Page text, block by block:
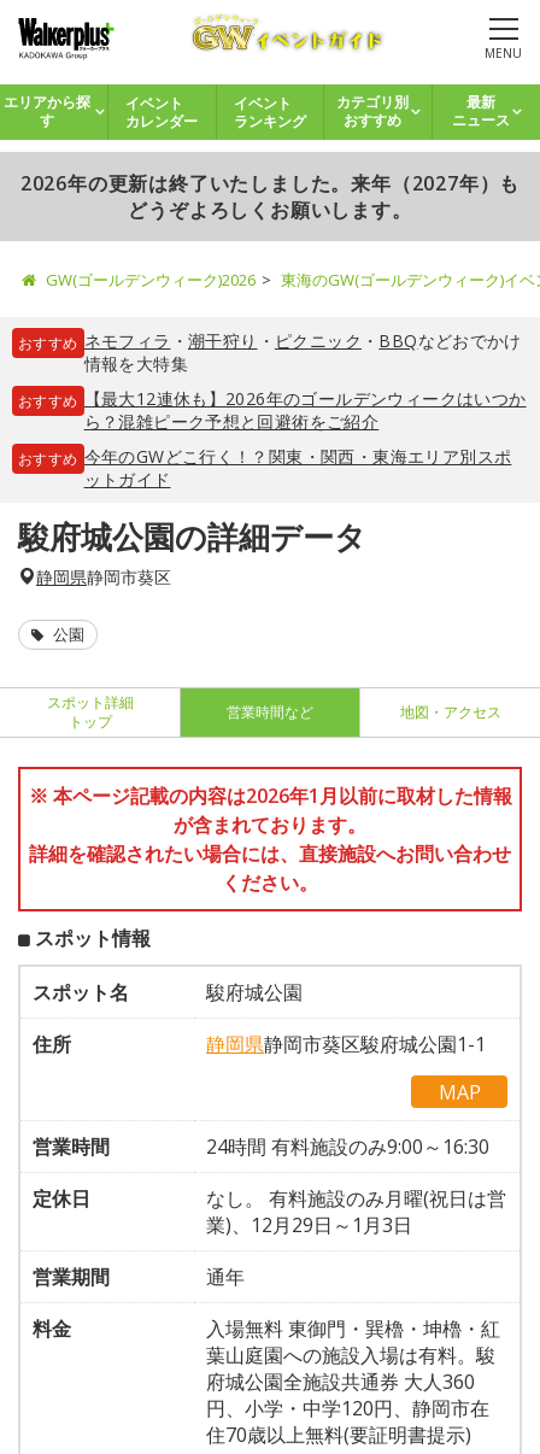
MENU
エリアから探
す
イベント
カレンダー
イベント
ランキング
カテゴリ別
おすすめ
最新
ニュース
2026年の更新は終了いたしました。来年（2027年）も
どうぞよろしくお願いします。
GW(ゴールデンウィーク)2026 東海のGW(ゴールデンウィーク)イ
おすすめ ネモフィラ ・ 潮干狩り ・ ピクニック ・ BBQなどおでかけ
情報を大特集
おすすめ
【最大12連休も】2026年のゴールデンウィークはいつか
ら？混雑ピーク予想と回避術をご紹介
おすすめ 今年のGWどこ行く！？関東・関西・東海エリア別スポ
ットガイド
駿府城公園の詳細データ
静岡県静岡市葵区
公園
スポット詳細
トップ
営業時間など 地図・アクセス
※ 本ページ記載の内容は2026年1月以前に取材した情報
が含まれております。
詳細を確認されたい場合には、直接施設へお問い合わせ
ください。
スポット情報
スポット名
駿府城公園
住所
静岡県静岡市葵区駿府城公園1-1
MAP
営業時間
24時間 有料施設のみ9:00～16:30
定休日
なし。 有料施設のみ月曜(祝日は営
業)、12月29日～1月3日
営業期間
通年
料金
入場無料 東御門・巽櫓・坤櫓・紅
葉山庭園への施設入場は有料。駿
府城公園全施設共通券 大人360
円、小学・中学120円、静岡市在
住70歳以上無料(要証明書提示)